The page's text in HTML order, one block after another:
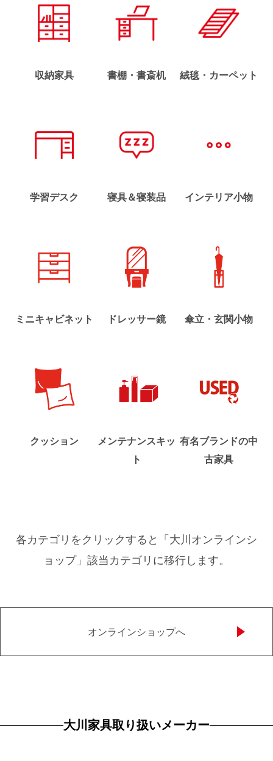
収納家具 書棚・書斎机 絨毯・カーペット
学習デスク 寝具＆寝装品 インテリア小物
ミニキャビネット ドレッサー鏡 傘立・玄関小物
クッション
メンテナンスキッ
ト
有名ブランドの中
古家具
各カテゴリをクリックすると「大川オンラインシ
ョップ」該当カテゴリに移行します。
オンラインショップへ
大川家具取り扱いメーカー